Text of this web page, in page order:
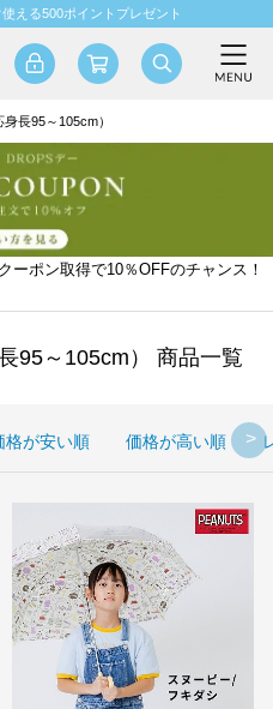
える500ポイントプレゼント
長95～105cm）
ーポン取得で10％OFFのチャンス！
95～105cm） 商品一覧
格が安い順 価格が高い順